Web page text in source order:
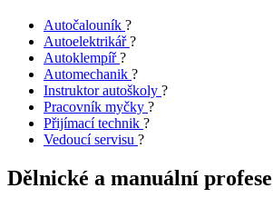
Autočalouník ?
Autoelektrikář?
Autoklempíř?
Automechanik ?
Instruktor autoškoly ?
Pracovník myčky ?
Přijímací technik ?
Vedoucí servisu ?
Dělnické a manuální profese